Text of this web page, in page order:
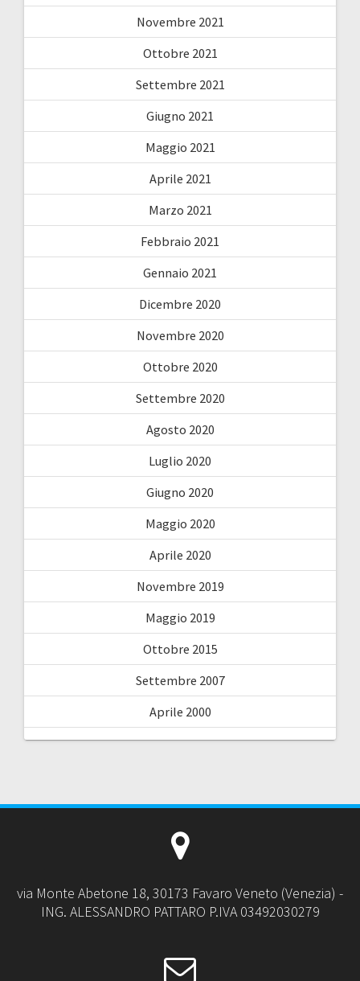
Novembre 2021
Ottobre 2021
Settembre 2021
Giugno 2021
Maggio 2021
Aprile 2021
Marzo 2021
Febbraio 2021
Gennaio 2021
Dicembre 2020
Novembre 2020
Ottobre 2020
Settembre 2020
Agosto 2020
Luglio 2020
Giugno 2020
Maggio 2020
Aprile 2020
Novembre 2019
Maggio 2019
Ottobre 2015
Settembre 2007
Aprile 2000
via Monte Abetone 18, 30173 Favaro Veneto (Venezia) -
ING. ALESSANDRO PATTARO P.IVA 03492030279